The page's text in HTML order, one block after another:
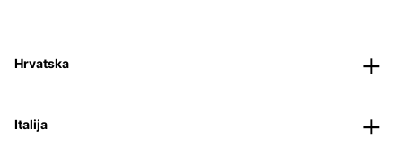
Hrvatska
Italija